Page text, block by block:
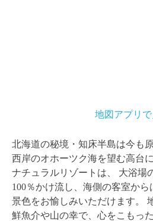
地図アプリで
北海道の秘境・知床半島は今も
西岸のオホーツク海を望む高台
ナチュラルリゾートは、 大浴場
100％かけ流し、海側の客室か
景色をお愉しみいただけます。
鮮魚介や山の幸で、心をこもっ